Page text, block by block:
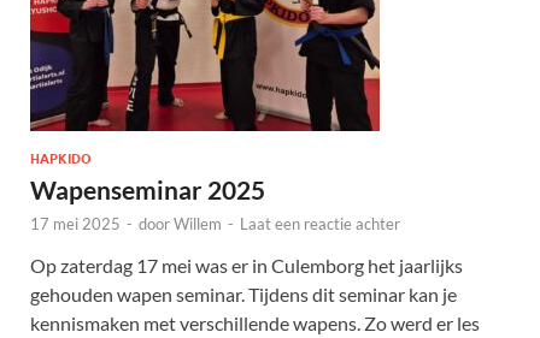
HAPKIDO
Wapenseminar 2025
17 mei 2025 - doorWillem - Laat een reactie achter
Op zaterdag 17 mei was er in Culemborg het jaarlijks
gehouden wapen seminar. Tijdens dit seminar kan je
kennismaken met verschillende wapens. Zo werd er les